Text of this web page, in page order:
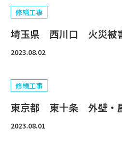
修繕工事
埼玉県 西川口 火災被
2023.08.02
修繕工事
東京都 東十条 外壁・
2023.08.01